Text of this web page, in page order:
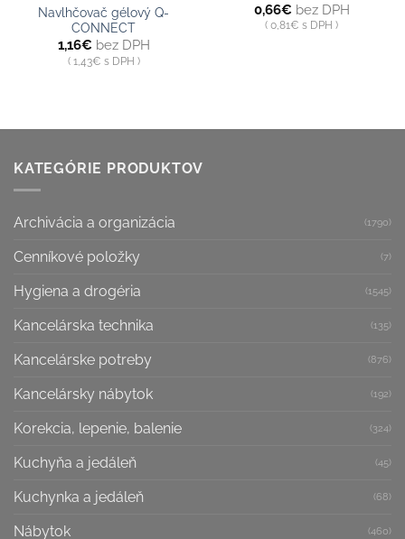
Navlhčovač gélový Q-
CONNECT
1,16€bez DPH
1,43€ s DPH
0,66€bez DPH
0,81€ s DPH
KATEGÓRIE PRODUKTOV
Archivácia a organizácia (1790)
Cenníkové položky (7)
Hygiena a drogéria (1545)
Kancelárska technika (135)
Kancelárske potreby (876)
Kancelársky nábytok (192)
Korekcia, lepenie, balenie (324)
Kuchyňa a jedáleň (45)
Kuchynka a jedáleň (68)
Nábytok (460)